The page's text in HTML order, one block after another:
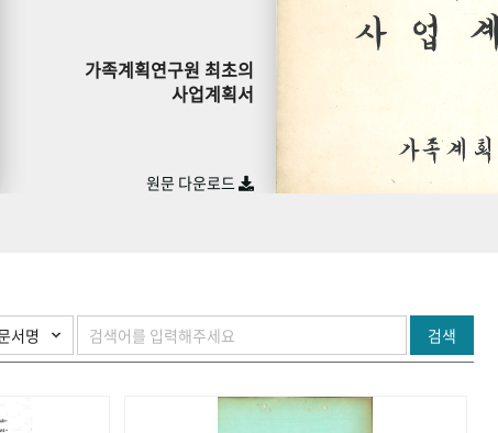
가족계획연구원 최초의
사업계획서
원문 다운로드
검색